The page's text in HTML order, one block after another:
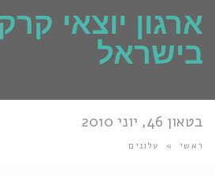
ארגון יוצאי
בישראל
בטאון 46, יוני 2010
ראשי » עלונים